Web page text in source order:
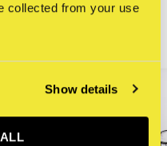
collected from your use
Show details